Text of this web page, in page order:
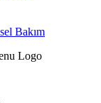
Bakım